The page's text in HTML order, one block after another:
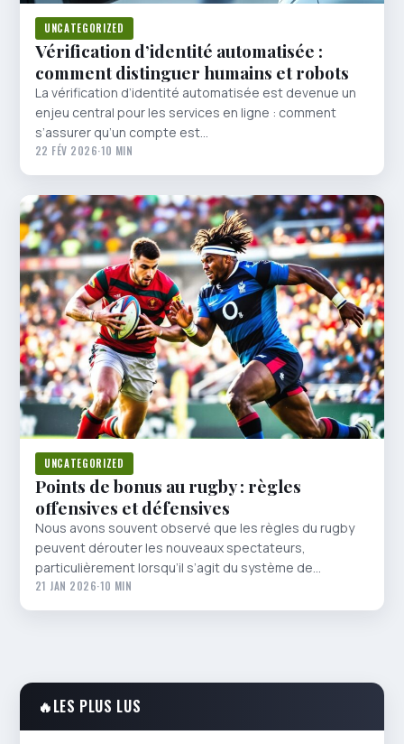
UNCATEGORIZED
Vérification d’identité automatisée :
comment distinguer humains et robots
La vérification d’identité automatisée est devenue un
enjeu central pour les services en ligne : comment
s’assurer qu’un compte est…
22 FÉV 2026·10 MIN
UNCATEGORIZED
Points de bonus au rugby : règles
offensives et défensives
Nous avons souvent observé que les règles du rugby
peuvent dérouter les nouveaux spectateurs,
particulièrement lorsqu’il s’agit du système de…
21 JAN 2026·10 MIN
🔥LES PLUS LUS